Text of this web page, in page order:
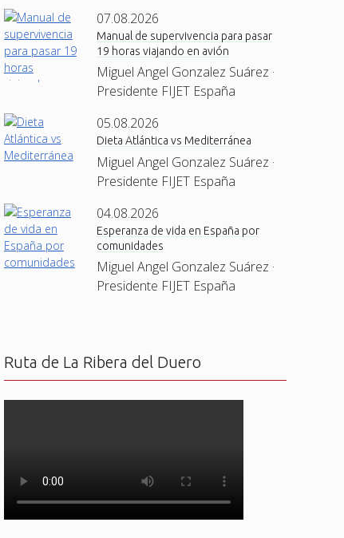
07.08.2026
Manual de supervivencia para pasar
19 horas viajando en avión
Miguel Angel Gonzalez Suárez ·
Presidente FIJET España
05.08.2026
Dieta Atlántica vs Mediterránea
Miguel Angel Gonzalez Suárez ·
Presidente FIJET España
04.08.2026
Esperanza de vida en España por
comunidades
Miguel Angel Gonzalez Suárez ·
Presidente FIJET España
Ruta de La Ribera del Duero